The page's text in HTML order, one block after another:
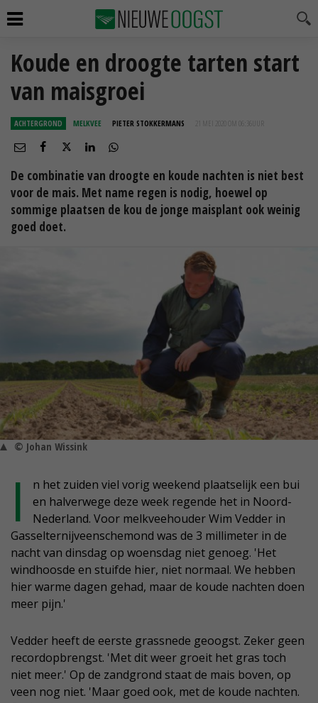
Koude en droogte tarten start
van maisgroei
ACHTERGROND MELKVEE PIETER STOKKERMANS 21 MEI 2020 OM 06:36
De combinatie van droogte en koude nachten is niet best
voor de mais. Met name regen is nodig, hoewel op
sommige plaatsen de kou de jonge maisplant ook weinig
goed doet.
© Johan Wissink
I
n het zuiden viel vorig weekend plaatselijk een bui
en halverwege deze week regende het in Noord-
Nederland. Voor melkveehouder Wim Vedder in
Gasselternijveenschemond was de 3 millimeter in de
nacht van dinsdag op woensdag niet genoeg. 'Het
windhoosde en stuifde hier, niet normaal. We hebben
hier warme dagen gehad, maar de koude nachten doen
meer pijn.'
Vedder heeft de eerste grassnede geoogst. Zeker geen
recordopbrengst. 'Met dit weer groeit het gras toch
niet meer.' Op de zandgrond staat de mais boven, op
veen nog niet. 'Maar goed ook, met de koude nachten.